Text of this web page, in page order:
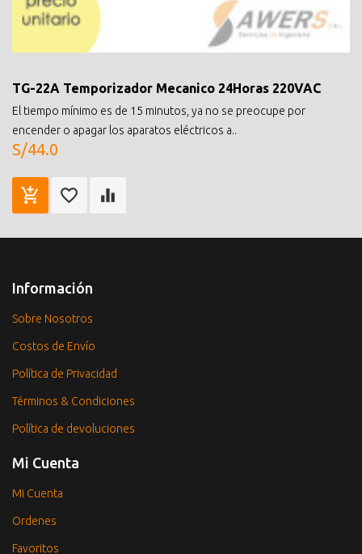
TG-22A Temporizador Mecanico 24Horas 220VAC
El tiempo mínimo es de 15 minutos, ya no se preocupe por
encender o apagar los aparatos eléctricos a..
S/44.0
Información
Sobre Nosotros
Costos de Envío
Política de Privacidad
Términos & Condiciones
Política de devoluciones
Mi Cuenta
Mi Cuenta
Ordenes
Favoritos